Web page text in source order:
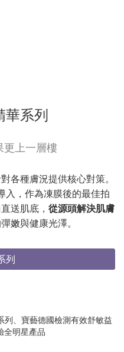
華系列
更上一層樓
各種膚況提供核心對策。
入，作為凍膜後的最佳拍
送肌底， 從源頭解決肌膚
嫩與健康光澤。
列